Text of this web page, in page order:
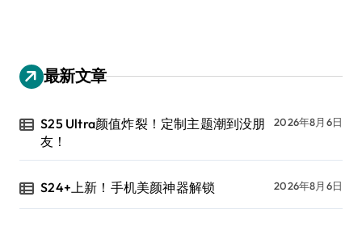
最新文章
S25 Ultra颜值炸裂！定制主题潮到没朋
友！
2026年8月6日
S24+上新！手机美颜神器解锁 2026年8月6日